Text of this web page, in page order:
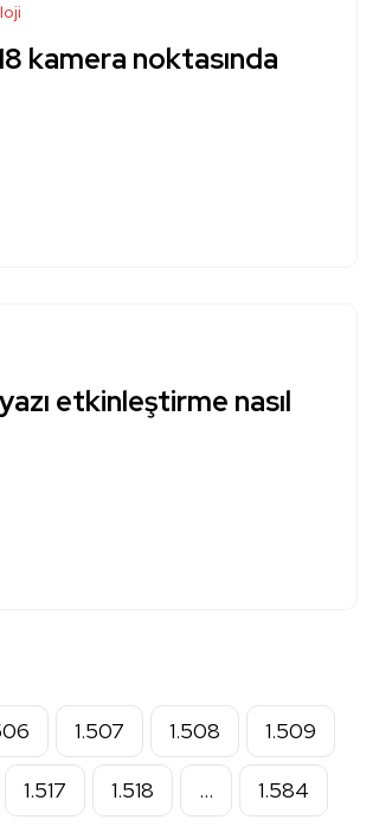
kamera noktasında
etkinleştirme nasıl
1.507 1.508 1.509
1.517 1.518 … 1.584